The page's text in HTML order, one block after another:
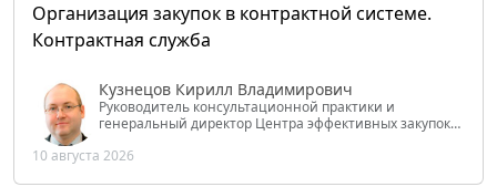
Организация закупок в контрактной системе.
Контрактная служба
Кузнецов Кирилл Владимирович
Руководитель консультационной практики и
генеральный директор Центра эффективных закупок
РФ
10 августа 2026